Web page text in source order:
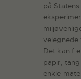
på
velegnede
Det kan
papir,
enkle